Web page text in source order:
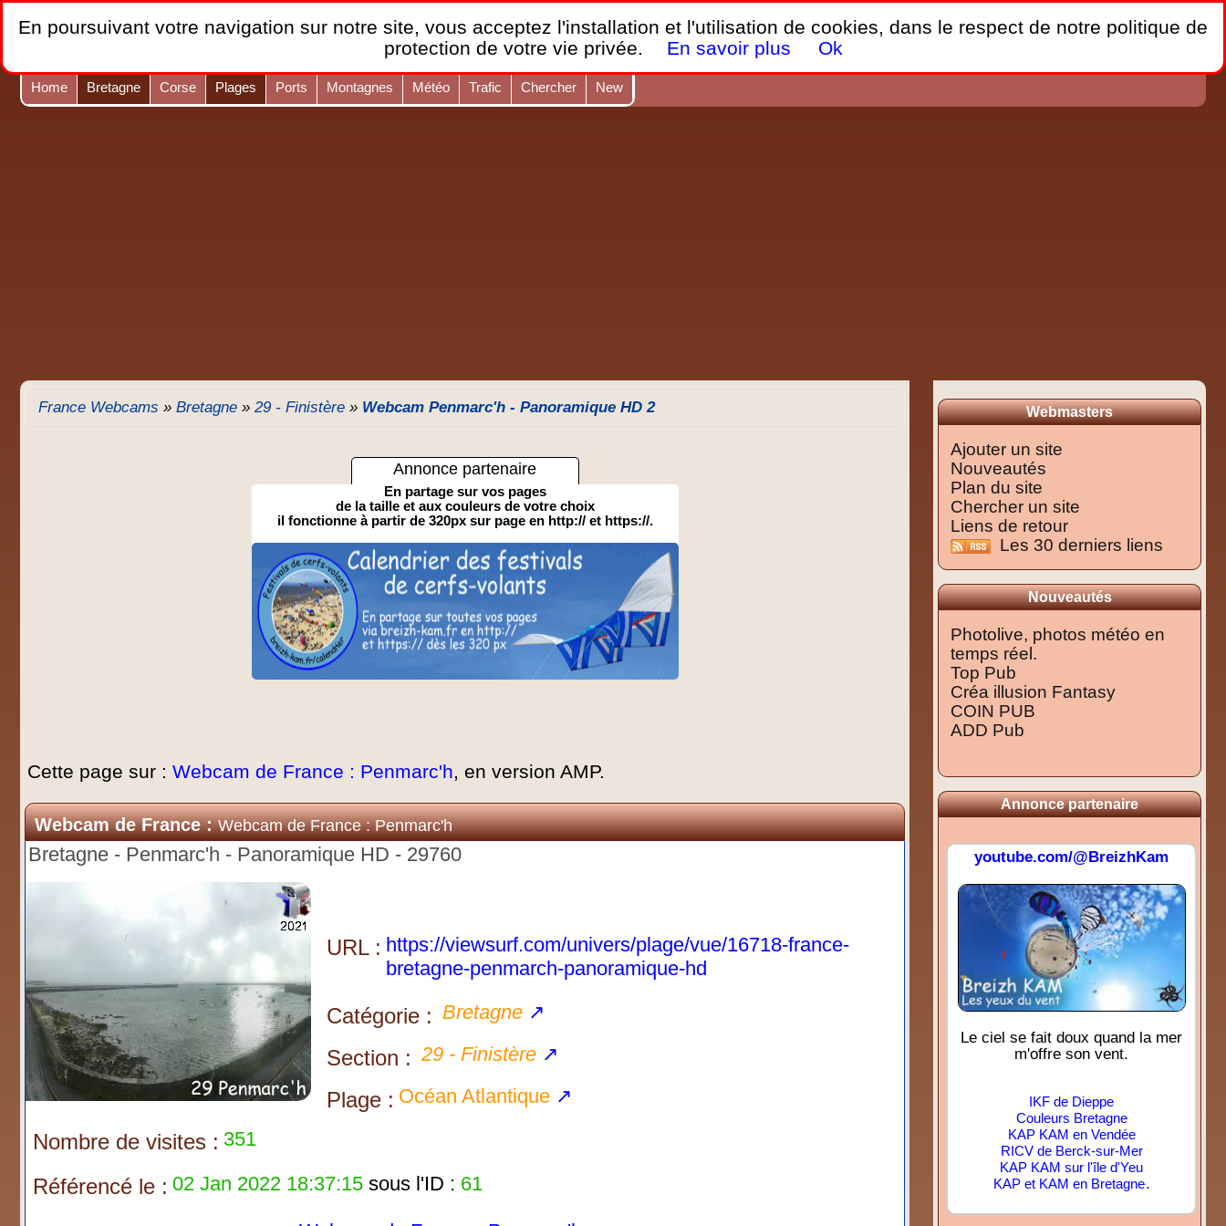
France Webcams,
Les webcams sur mobiles, portables et PC.
Home Bretagne Corse Plages Ports Montagnes Météo Trafic Chercher New
France Webcams » Bretagne » 29 - Finistère » Webcam Penmarc'h - Panoramique HD 2
Annonce partenaire
En partage sur vos pages
de la taille et aux couleurs de votre choix
il fonctionne à partir de 320px sur page en http:// et https://.
Cette page sur : Webcam de France : Penmarc'h, en version AMP.
Webcam de France :Webcam de France : Penmarc'h
Bretagne - Penmarc'h - Panoramique HD - 29760
URL : https://viewsurf.com/univers/plage/vue/16718-france-
bretagne-penmarch-panoramique-hd
Catégorie : Bretagne ↗
Section : 29 - Finistère ↗
Plage : Océan Atlantique ↗
Nombre de visites : 351
Référencé le : 02 Jan 2022 18:37:15 sous l'ID : 61
Webmasters
Ajouter un site
Nouveautés
Plan du site
Chercher un site
Liens de retour
Les 30 derniers liens
Nouveautés
Photolive, photos météo en
temps réel.
Top Pub
Créa illusion Fantasy
COIN PUB
ADD Pub
Annonce partenaire
youtube.com/@BreizhKam
Le ciel se fait doux quand la mer
m'offre son vent.
IKF de Dieppe
Couleurs Bretagne
KAP KAM en Vendée
RICV de Berck-sur-Mer
KAP KAM sur l'île d'Yeu
KAP et KAM en Bretagne.
En poursuivant votre navigation sur notre site, vous acceptez l'installation et l'utilisation de cookies, dans le respect de notre politique de
protection de votre vie privée.
En savoir plus Ok